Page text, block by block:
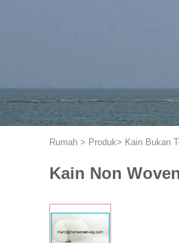
Rumah > Produk> Kain Bukan
Kain Non